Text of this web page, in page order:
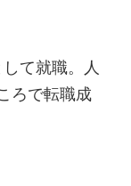
て就職。人
ろで転職成